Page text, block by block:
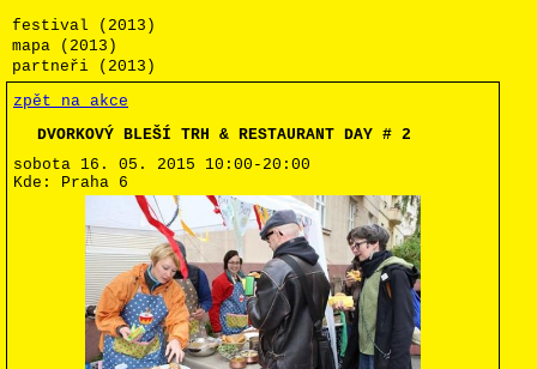
festival (2013)
mapa (2013)
partneři (2013)
zpět na akce
DVORKOVÝ BLEŠÍ TRH & RESTAURANT DAY # 2
sobota 16. 05. 2015 10:00-20:00
Kde: Praha 6